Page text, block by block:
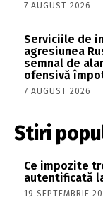
7 AUGUST 2026
Serviciile de
agresiunea
semnal de
ofensivă
7 AUGUST 2026
Stiri
Ce impozite
autentificată
19 SEPTEMBRIE